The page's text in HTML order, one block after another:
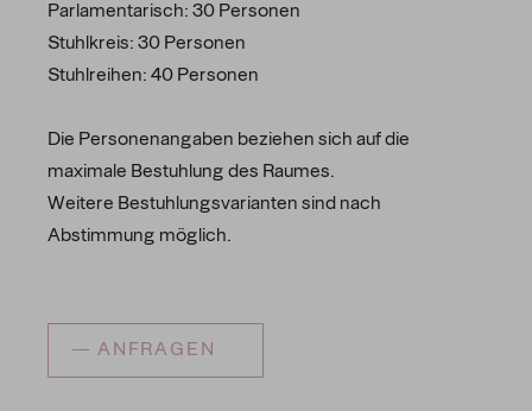
Parlamentarisch: 30 Personen
Stuhlkreis: 30 Personen
Stuhlreihen: 40 Personen
Die Personenangaben beziehen sich auf die
maximale Bestuhlung des Raumes.
Weitere Bestuhlungsvarianten sind nach
Abstimmung möglich.
ANFRAGEN